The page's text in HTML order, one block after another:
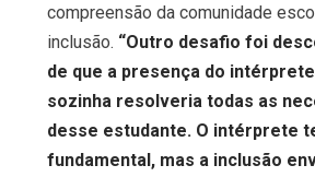
compreensão da comunidade
inclusão. “Outro desafio foi
de que a presença do
sozinha resolveria todas as
desse estudante. O intérprete
fundamental, mas a inclusão